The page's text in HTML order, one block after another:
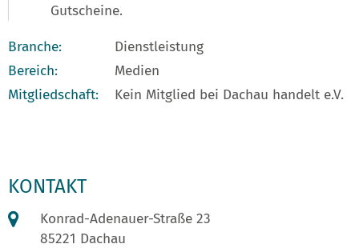
Gutscheine.
Branche:
Dienstleistung
Bereich:
Medien
Mitgliedschaft:
Kein Mitglied bei Dachau handelt e.V.
KONTAKT
Konrad-Adenauer-Straße 23
85221 Dachau